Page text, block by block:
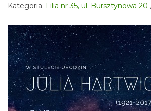
Kategoria: Filia nr 35, ul. Bursztynowa 20